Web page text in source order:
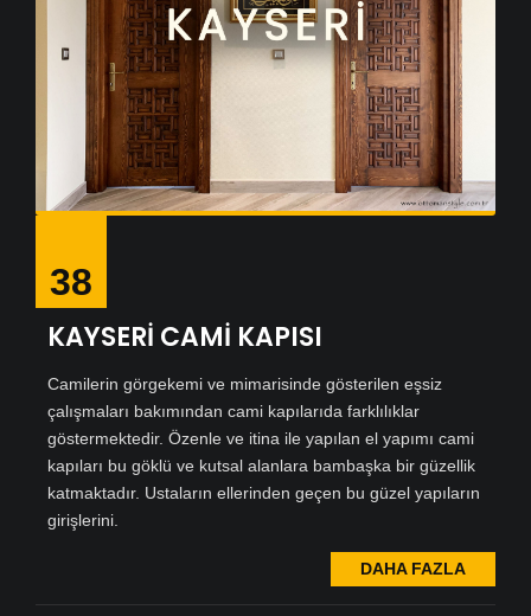
38
KAYSERİ CAMİ KAPISI
Camilerin görgekemi ve mimarisinde gösterilen eşsiz
çalışmaları bakımından cami kapılarıda farklılıklar
göstermektedir. Özenle ve itina ile yapılan el yapımı cami
kapıları bu göklü ve kutsal alanlara bambaşka bir güzellik
katmaktadır. Ustaların ellerinden geçen bu güzel yapıların
girişlerini.
DAHA FAZLA